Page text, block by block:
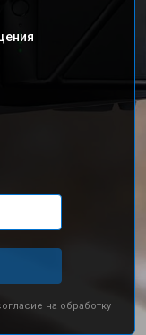
на обработку